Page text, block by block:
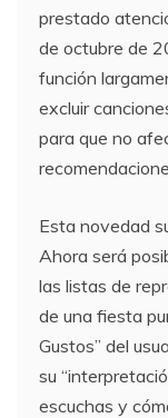
prestado
de octubre de
función
excluir
para que no
Esta novedad
Ahora será
las listas de
de una fiesta
Gustos” del
su
escuchas y